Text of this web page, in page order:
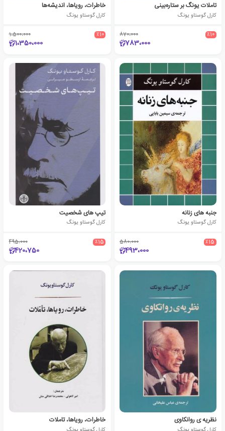
تاملات یونگ بر ستاره‌بینی
کارل گوستاو یونگ
٪10 870،000
783،000
خاطرات، رویاها، اندیشه‌ها
کارل گوستاو یونگ
٪10 1،500،000
1،350،000
جنبه های زنانه
کارل گوستاو یونگ
٪15 580،000
493،000
تیپ های شخصیت
کارل گوستاو یونگ
٪15 495،000
420،750
نظریه ی روانکاوی خاطرات، رویاها، تاملات